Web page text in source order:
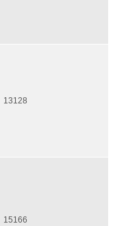
13128
15166